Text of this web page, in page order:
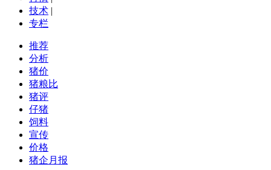
技术 |
专栏
推荐
分析
猪价
猪粮比
猪评
仔猪
饲料
宣传
价格
猪企月报